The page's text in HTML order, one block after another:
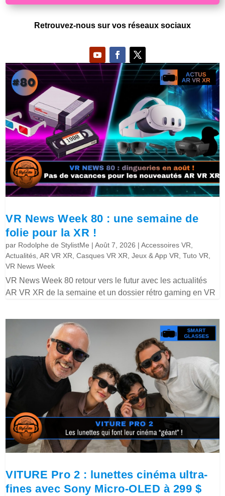
Retrouvez-nous sur vos réseaux sociaux
VR News Week 80 : une semaine de
folie pour la XR !
par Rodolphe de StylistMe |Août 7, 2026 |Accessoires VR
Actualités ,AR VR XR ,Casques VR XR ,Jeux & App VR ,Tuto VR
VR News Week
VR News Week 80 retour vers le futur avec les actualités
AR VR XR de la semaine et un dossier rétro gaming en VR
VITURE Pro 2 : lunettes cinéma ultra-
fines avec Sony Micro-OLED à 299 $